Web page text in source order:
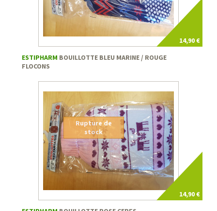
14,90 €
ESTIPHARM BOUILLOTTE BLEU MARINE / ROUGE
FLOCONS
14,90 €
Rupture de
stock